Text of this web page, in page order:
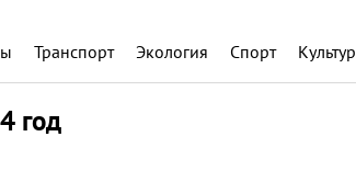
Транспорт Экология Спорт
год